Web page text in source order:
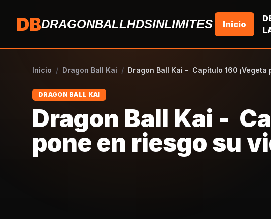
DBDRAGONBALLHDSINLIMITES Inicio
Inicio / Dragon Ball Kai / Dragon Ball Kai - Capítulo 160
DRAGON BALL KAI
Dragon Ball Kai -
pone en riesgo su